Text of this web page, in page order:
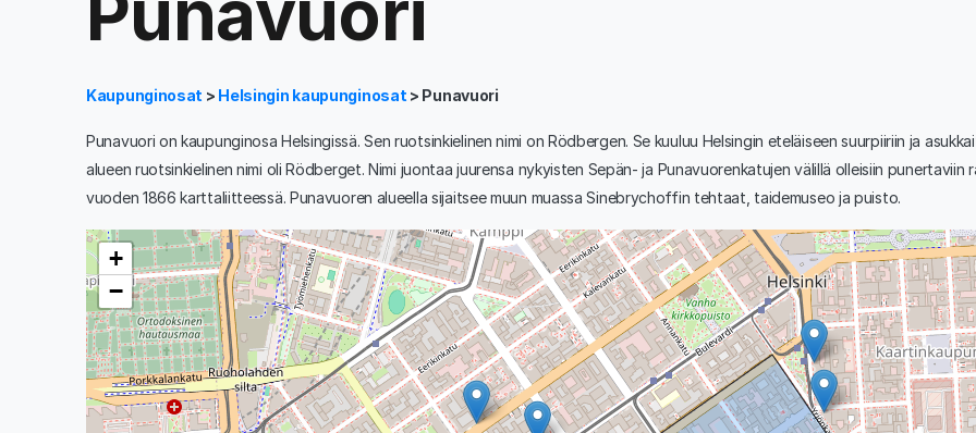
Kaupunginosat > Helsingin kaupunginosat > Punavuori
Punavuori on kaupunginosa Helsingissä. Sen ruotsinkielinen nimi on Rödbergen. Se kuuluu Helsingin eteläiseen suurpiiriin ja
alueen ruotsinkielinen nimi oli Rödberget. Nimi juontaa juurensa nykyisten Sepän- ja Punavuorenkatujen välillä olleisiin punertaviin
vuoden 1866 karttaliitteessä. Punavuoren alueella sijaitsee muun muassa Sinebrychoffin tehtaat, taidemuseo ja puisto.
+
−